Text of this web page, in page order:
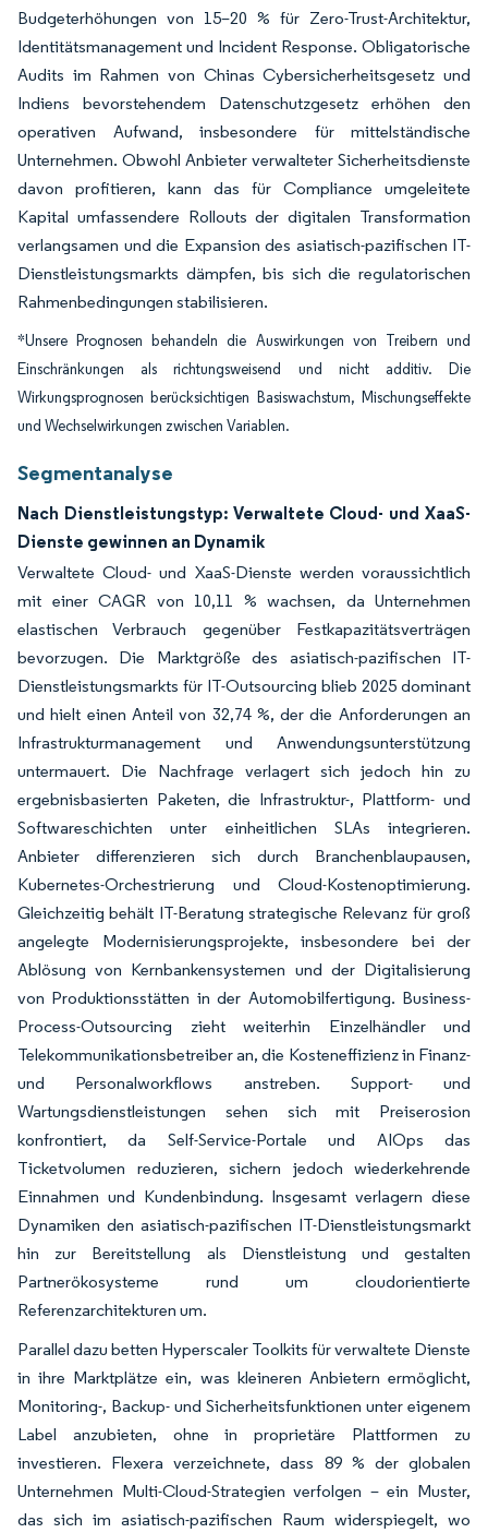
Budgeterhöhungen von 15–20 % für Zero-Trust-Architektur,
Identitätsmanagement und Incident Response. Obligatorische
Audits im Rahmen von Chinas Cybersicherheitsgesetz und
Indiens bevorstehendem Datenschutzgesetz erhöhen den
operativen Aufwand, insbesondere für mittelständische
Unternehmen. Obwohl Anbieter verwalteter Sicherheitsdienste
davon profitieren, kann das für Compliance umgeleitete
Kapital umfassendere Rollouts der digitalen Transformation
verlangsamen und die Expansion des asiatisch-pazifischen IT-
Dienstleistungsmarkts dämpfen, bis sich die regulatorischen
Rahmenbedingungen stabilisieren.
*Unsere Prognosen behandeln die Auswirkungen von Treibern und
Einschränkungen als richtungsweisend und nicht additiv. Die
Wirkungsprognosen berücksichtigen Basiswachstum, Mischungseffekte
und Wechselwirkungen zwischen Variablen.
Segmentanalyse
Nach Dienstleistungstyp: Verwaltete Cloud- und XaaS-
Dienste gewinnen an Dynamik
Verwaltete Cloud- und XaaS-Dienste werden voraussichtlich
mit einer CAGR von 10,11 % wachsen, da Unternehmen
elastischen Verbrauch gegenüber Festkapazitätsverträgen
bevorzugen. Die Marktgröße des asiatisch-pazifischen IT-
Dienstleistungsmarkts für IT-Outsourcing blieb 2025 dominant
und hielt einen Anteil von 32,74 %, der die Anforderungen an
Infrastrukturmanagement und Anwendungsunterstützung
untermauert. Die Nachfrage verlagert sich jedoch hin zu
ergebnisbasierten Paketen, die Infrastruktur-, Plattform- und
Softwareschichten unter einheitlichen SLAs integrieren.
Anbieter differenzieren sich durch Branchenblaupausen,
Kubernetes-Orchestrierung und Cloud-Kostenoptimierung.
Gleichzeitig behält IT-Beratung strategische Relevanz für groß
angelegte Modernisierungsprojekte, insbesondere bei der
Ablösung von Kernbankensystemen und der Digitalisierung
von Produktionsstätten in der Automobilfertigung. Business-
Process-Outsourcing zieht weiterhin Einzelhändler und
Telekommunikationsbetreiber an, die Kosteneffizienz in Finanz-
und Personalworkflows anstreben. Support- und
Wartungsdienstleistungen sehen sich mit Preiserosion
konfrontiert, da Self-Service-Portale und AIOps das
Ticketvolumen reduzieren, sichern jedoch wiederkehrende
Einnahmen und Kundenbindung. Insgesamt verlagern diese
Dynamiken den asiatisch-pazifischen IT-Dienstleistungsmarkt
hin zur Bereitstellung als Dienstleistung und gestalten
Partnerökosysteme rund um cloudorientierte
Referenzarchitekturen um.
Parallel dazu betten Hyperscaler Toolkits für verwaltete Dienste
in ihre Marktplätze ein, was kleineren Anbietern ermöglicht,
Monitoring-, Backup- und Sicherheitsfunktionen unter eigenem
Label anzubieten, ohne in proprietäre Plattformen zu
investieren. Flexera verzeichnete, dass 89 % der globalen
Unternehmen Multi-Cloud-Strategien verfolgen – ein Muster,
das sich im asiatisch-pazifischen Raum widerspiegelt, wo